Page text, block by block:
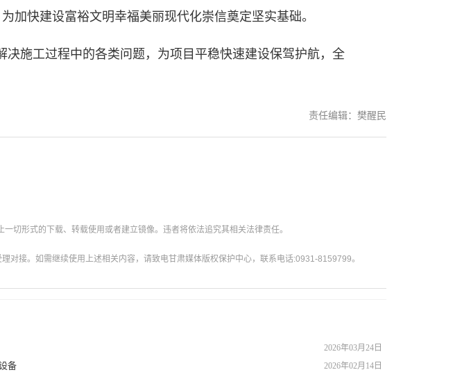
加快建设富裕文明幸福美丽现代化崇信奠定坚实基础。
施工过程中的各类问题，为项目平稳快速建设保驾护航，全
责任编辑：樊醒民
切形式的下载、转载使用或者建立镜像。违者将依法追究其相关法律责任。
接。如需继续使用上述相关内容，请致电甘肃媒体版权保护中心，联系电话:0931-8159799。
2026年03月24日
2026年02月14日
备